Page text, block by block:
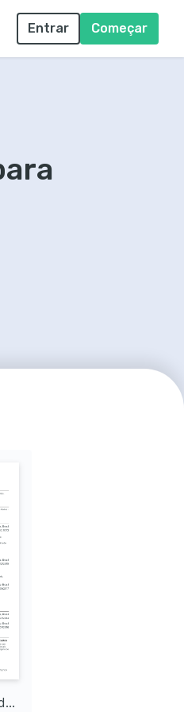
Entrar Começar
Currículo de Promotor de Vendas no Varejo